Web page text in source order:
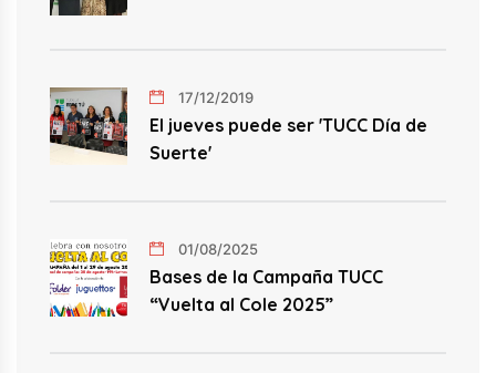
17/12/2019
El jueves puede ser 'TUCC Día de
Suerte'
01/08/2025
Bases de la Campaña TUCC
“Vuelta al Cole 2025”